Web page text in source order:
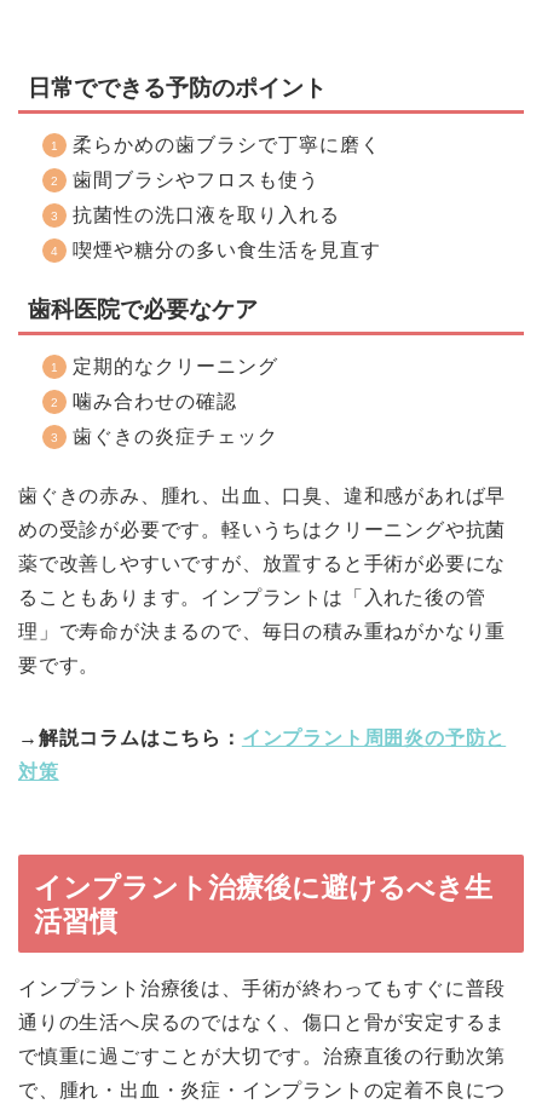
日常でできる予防のポイント
柔らかめの歯ブラシで丁寧に磨く
歯間ブラシやフロスも使う
抗菌性の洗口液を取り入れる
喫煙や糖分の多い食生活を見直す
歯科医院で必要なケア
定期的なクリーニング
噛み合わせの確認
歯ぐきの炎症チェック
歯ぐきの赤み、腫れ、出血、口臭、違和感があれば早
めの受診が必要です。軽いうちはクリーニングや抗菌
薬で改善しやすいですが、放置すると手術が必要にな
ることもあります。インプラントは「入れた後の管
理」で寿命が決まるので、毎日の積み重ねがかなり重
要です。
→解説コラムはこちら： インプラント周囲炎の予防と
対策
インプラント治療後に避けるべき生
活習慣
インプラント治療後は、手術が終わってもすぐに普段
通りの生活へ戻るのではなく、傷口と骨が安定するま
で慎重に過ごすことが大切です。治療直後の行動次第
で、腫れ・出血・炎症・インプラントの定着不良につ